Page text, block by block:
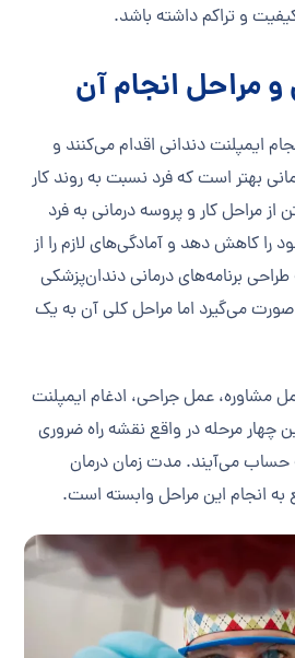
کیفیت و تراکم داشته باشد.
و مراحل انجام آن
ایمپلنت دندانی اقدام می‌کنند و
بهتر است که فرد نسبت به روند کار
از مراحل کار و پروسه درمانی به فرد
کاهش دهد و آمادگی‌های لازم را از
برنامه‌های درمانی دندان‌پزشکی
صورت می‌گیرد اما مراحل کلی آن به یک
مشاوره، عمل جراحی، ادغام ایمپلنت
چهار مرحله در واقع نقشه راه ضروری
حساب می‌آیند. مدت زمان درمان
به انجام این مراحل وابسته‌ است.